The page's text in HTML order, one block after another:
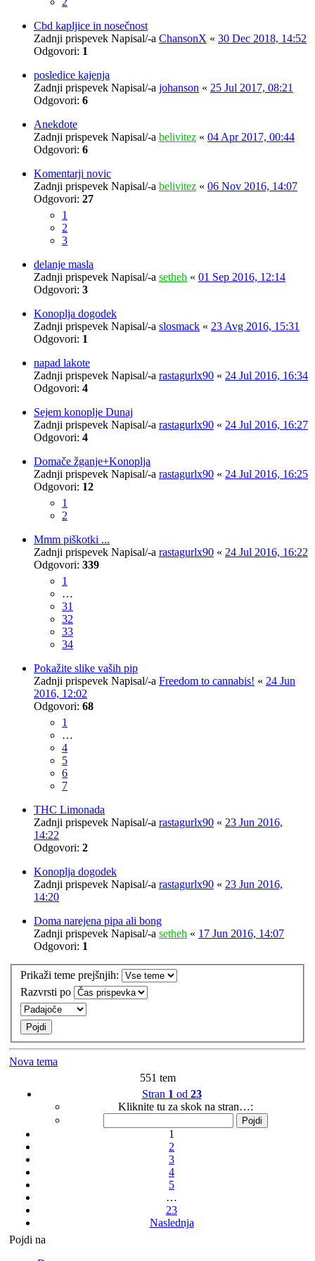
Cbd kapljice in nosečnost
Zadnji prispevek Napisal/-a ChansonX « 30 Dec 2018, 14:52
Odgovori: 1
posledice kajenja
Zadnji prispevek Napisal/-a johanson « 25 Jul 2017, 08:21
Odgovori: 6
Anekdote
Zadnji prispevek Napisal/-a belivitez « 04 Apr 2017, 00:44
Odgovori: 6
Komentarji novic
Zadnji prispevek Napisal/-a belivitez « 06 Nov 2016, 14:07
Odgovori: 27
1
2
3
delanje masla
Zadnji prispevek Napisal/-a setheh « 01 Sep 2016, 12:14
Odgovori: 3
Konoplja dogodek
Zadnji prispevek Napisal/-a slosmack « 23 Avg 2016, 15:31
Odgovori: 1
napad lakote
Zadnji prispevek Napisal/-a rastagurlx90 « 24 Jul 2016, 16:34
Odgovori: 4
Sejem konoplje Dunaj
Zadnji prispevek Napisal/-a rastagurlx90 « 24 Jul 2016, 16:27
Odgovori: 4
Domače žganje+Konoplja
Zadnji prispevek Napisal/-a rastagurlx90 « 24 Jul 2016, 16:25
Odgovori: 12
1
2
Mmm piškotki ...
Zadnji prispevek Napisal/-a rastagurlx90 « 24 Jul 2016, 16:22
Odgovori: 339
1
…
31
32
33
34
Pokažite slike vaših pip
Zadnji prispevek Napisal/-a Freedom to cannabis! « 24 Jun
2016, 12:02
Odgovori: 68
1
…
4
5
6
7
THC Limonada
Zadnji prispevek Napisal/-a rastagurlx90 « 23 Jun 2016,
14:22
Odgovori: 2
Konoplja dogodek
Zadnji prispevek Napisal/-a rastagurlx90 « 23 Jun 2016,
14:20
Doma narejena pipa ali bong
Zadnji prispevek Napisal/-a setheh « 17 Jun 2016, 14:07
Odgovori: 1
Prikaži teme prejšnjih:
Razvrsti po
Nova tema
551 tem
Stran 1 od 23
Kliknite tu za skok na stran…:
1
2
3
4
5
…
23
Naslednja
Pojdi na